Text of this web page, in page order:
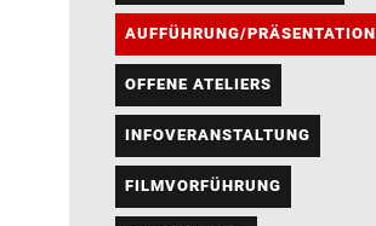
AUFFÜHRUNG/PRÄSENTATION
OFFENE ATELIERS
INFOVERANSTALTUNG
FILMVORFÜHRUNG